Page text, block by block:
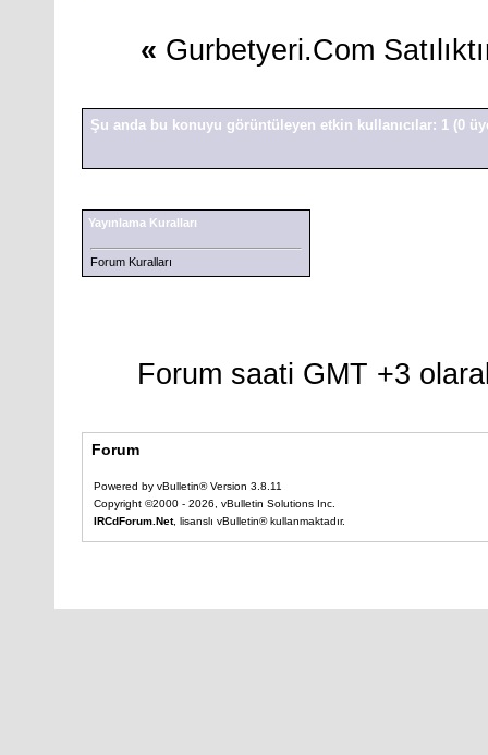
« Gurbetyeri.Com
Şu anda bu konuyu görüntüleyen etkin kullanıcılar: 1 (0
Yayınlama Kuralları
Forum Kuralları
Forum saati GMT +3
Forum
Powered by vBulletin® Version 3.8.11
Copyright ©2000 - 2026, vBulletin Solutions Inc.
IRCdForum.Net, lisanslı vBulletin® kullanmaktadır.